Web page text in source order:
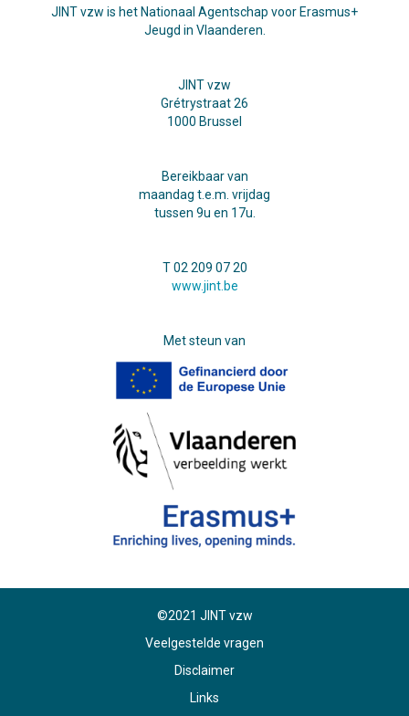
JINT vzw is het Nationaal Agentschap voor Erasmus+
Jeugd in Vlaanderen.
JINT vzw
Grétrystraat 26
1000 Brussel
Bereikbaar van
maandag t.e.m. vrijdag
tussen 9u en 17u.
T 02 209 07 20
www.jint.be
Met steun van
©2021 JINT vzw
Veelgestelde vragen
Disclaimer
Links